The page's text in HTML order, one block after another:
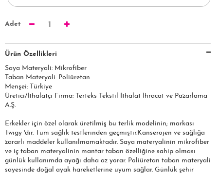
Adet 1
Ürün Özellikleri
Saya Materyali: Mikrofiber
Taban Materyali: Poliüretan
Menşei: Türkiye
Üretici/İthalatçı Firma: Terteks Tekstil İthalat İhracat ve Pazarlama
A.Ş.​​​
Erkekler için özel olarak üretilmiş bu terlik modelinin; markası
Twigy 'dir. Tüm sağlık testlerinden geçmiştir.Kanserojen ve sağlığa
zararlı maddeler kullanılmamaktadır. Saya materyalinin mikrofiber
ve iç taban materyalinin mantar taban özelliğine sahip olması
günlük kullanımda ayağı daha az yorar. Poliüretan taban materyali
sayesinde doğal ayak hareketlerine uyum sağlar. Günlük şehir